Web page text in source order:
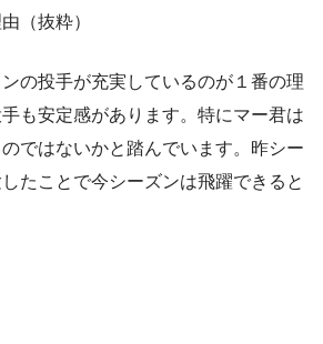
（抜粋）
ンの投手が充実しているのが１番の理
も安定感があります。特にマー君は
ではないかと踏んでいます。昨シー
たことで今シーズンは飛躍できると